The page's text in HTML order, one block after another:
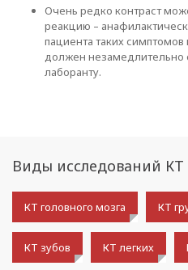
Очень редко контраст
реакцию –
пациента таких
должен незамедлительно
лаборанту.
Виды исследований КТ
КТ головного мозга КТ
КТ зубов КТ легких